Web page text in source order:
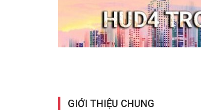
GIỚI THIỆU CHUNG